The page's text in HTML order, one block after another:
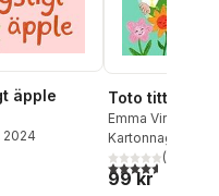
äpple
2024
Totalt antal röster:
Toto tittut
Emma Virke
Kartonnage
4,6utav 5(
99 kr